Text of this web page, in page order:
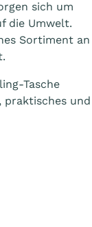
sich um
die Umwelt.
Sortiment an
Tasche
praktisches und